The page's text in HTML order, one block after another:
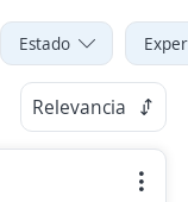
Estado
Relevancia